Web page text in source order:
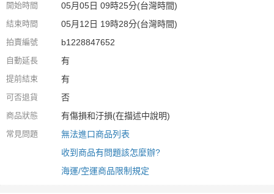
開始時間 05月05日 09時25分(台灣時間)
結束時間 05月12日 19時28分(台灣時間)
拍賣編號 b1228847652
自動延長 有
提前結束 有
可否退貨 否
商品狀態 有傷損和汙損(在描述中說明)
常見問題
無法進口商品列表
收到商品有問題該怎麼辦?
海運/空運商品限制規定